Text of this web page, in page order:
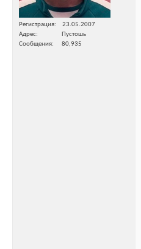
Регистрация
23.05.2007
Адрес
Пустошь
Сообщения
80,935